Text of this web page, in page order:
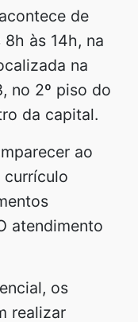
de
às 14h, na
na
no 2º piso do
da capital.
ao
currículo
atendimento
os
realizar